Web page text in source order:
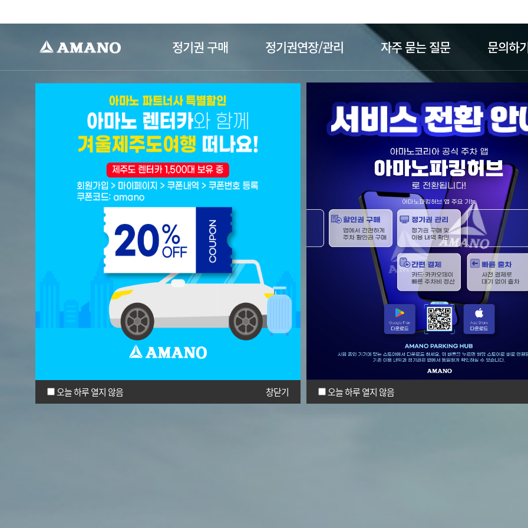
오늘 하루 열지 않음 창닫기 오늘 하루 열지 않음
정기권 구매 정기권연장/관리 자주 묻는 질문 문의하